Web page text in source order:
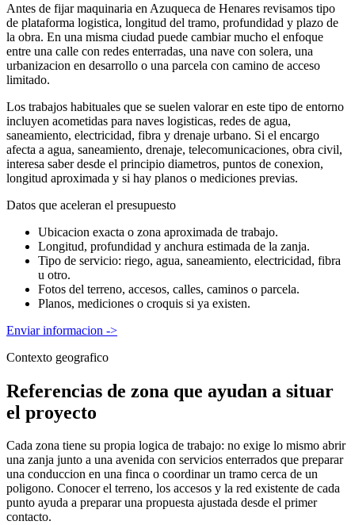
Antes de fijar maquinaria en Azuqueca de Henares revisamos tipo
de plataforma logistica, longitud del tramo, profundidad y plazo de
la obra. En una misma ciudad puede cambiar mucho el enfoque
entre una calle con redes enterradas, una nave con solera, una
urbanizacion en desarrollo o una parcela con camino de acceso
limitado.
Los trabajos habituales que se suelen valorar en este tipo de entorno
incluyen acometidas para naves logisticas, redes de agua,
saneamiento, electricidad, fibra y drenaje urbano. Si el encargo
afecta a agua, saneamiento, drenaje, telecomunicaciones, obra civil,
interesa saber desde el principio diametros, puntos de conexion,
longitud aproximada y si hay planos o mediciones previas.
Datos que aceleran el presupuesto
Ubicacion exacta o zona aproximada de trabajo.
Longitud, profundidad y anchura estimada de la zanja.
Tipo de servicio: riego, agua, saneamiento, electricidad, fibra
u otro.
Fotos del terreno, accesos, calles, caminos o parcela.
Planos, mediciones o croquis si ya existen.
Enviar informacion ->
Contexto geografico
Referencias de zona que ayudan a situar
el proyecto
Cada zona tiene su propia logica de trabajo: no exige lo mismo abrir
una zanja junto a una avenida con servicios enterrados que preparar
una conduccion en una finca o coordinar un tramo cerca de un
poligono. Conocer el terreno, los accesos y la red existente de cada
punto ayuda a preparar una propuesta ajustada desde el primer
contacto.